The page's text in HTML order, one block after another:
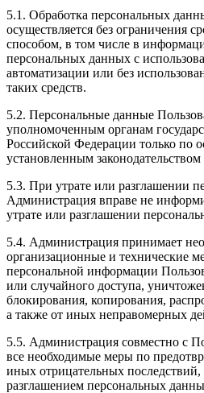
5.1. Обработка персональных
осуществляется без ограничения
способом, в том числе в
персональных данных с
автоматизации или без
таких средств.
5.2. Персональные данные
уполномоченным органам
Российской Федерации только по
установленным
5.3. При утрате или разглашении
Администрация вправе не
утрате или разглашении
5.4. Администрация принимает
организационные и технические
персональной информации
или случайного доступа,
блокирования, копирования,
а также от иных неправомерных
5.5. Администрация совместно с
все необходимые меры по
иных отрицательных
разглашением персональных